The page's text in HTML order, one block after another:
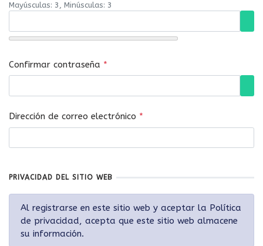
Mayúsculas: 3, Minúsculas: 3
Confirmar contraseña *
Dirección de correo electrónico *
PRIVACIDAD DEL SITIO WEB
Al registrarse en este sitio web y aceptar la Política
de privacidad, acepta que este sitio web almacene
su información.